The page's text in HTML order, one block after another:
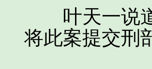
叶天一说道
将此案提交刑